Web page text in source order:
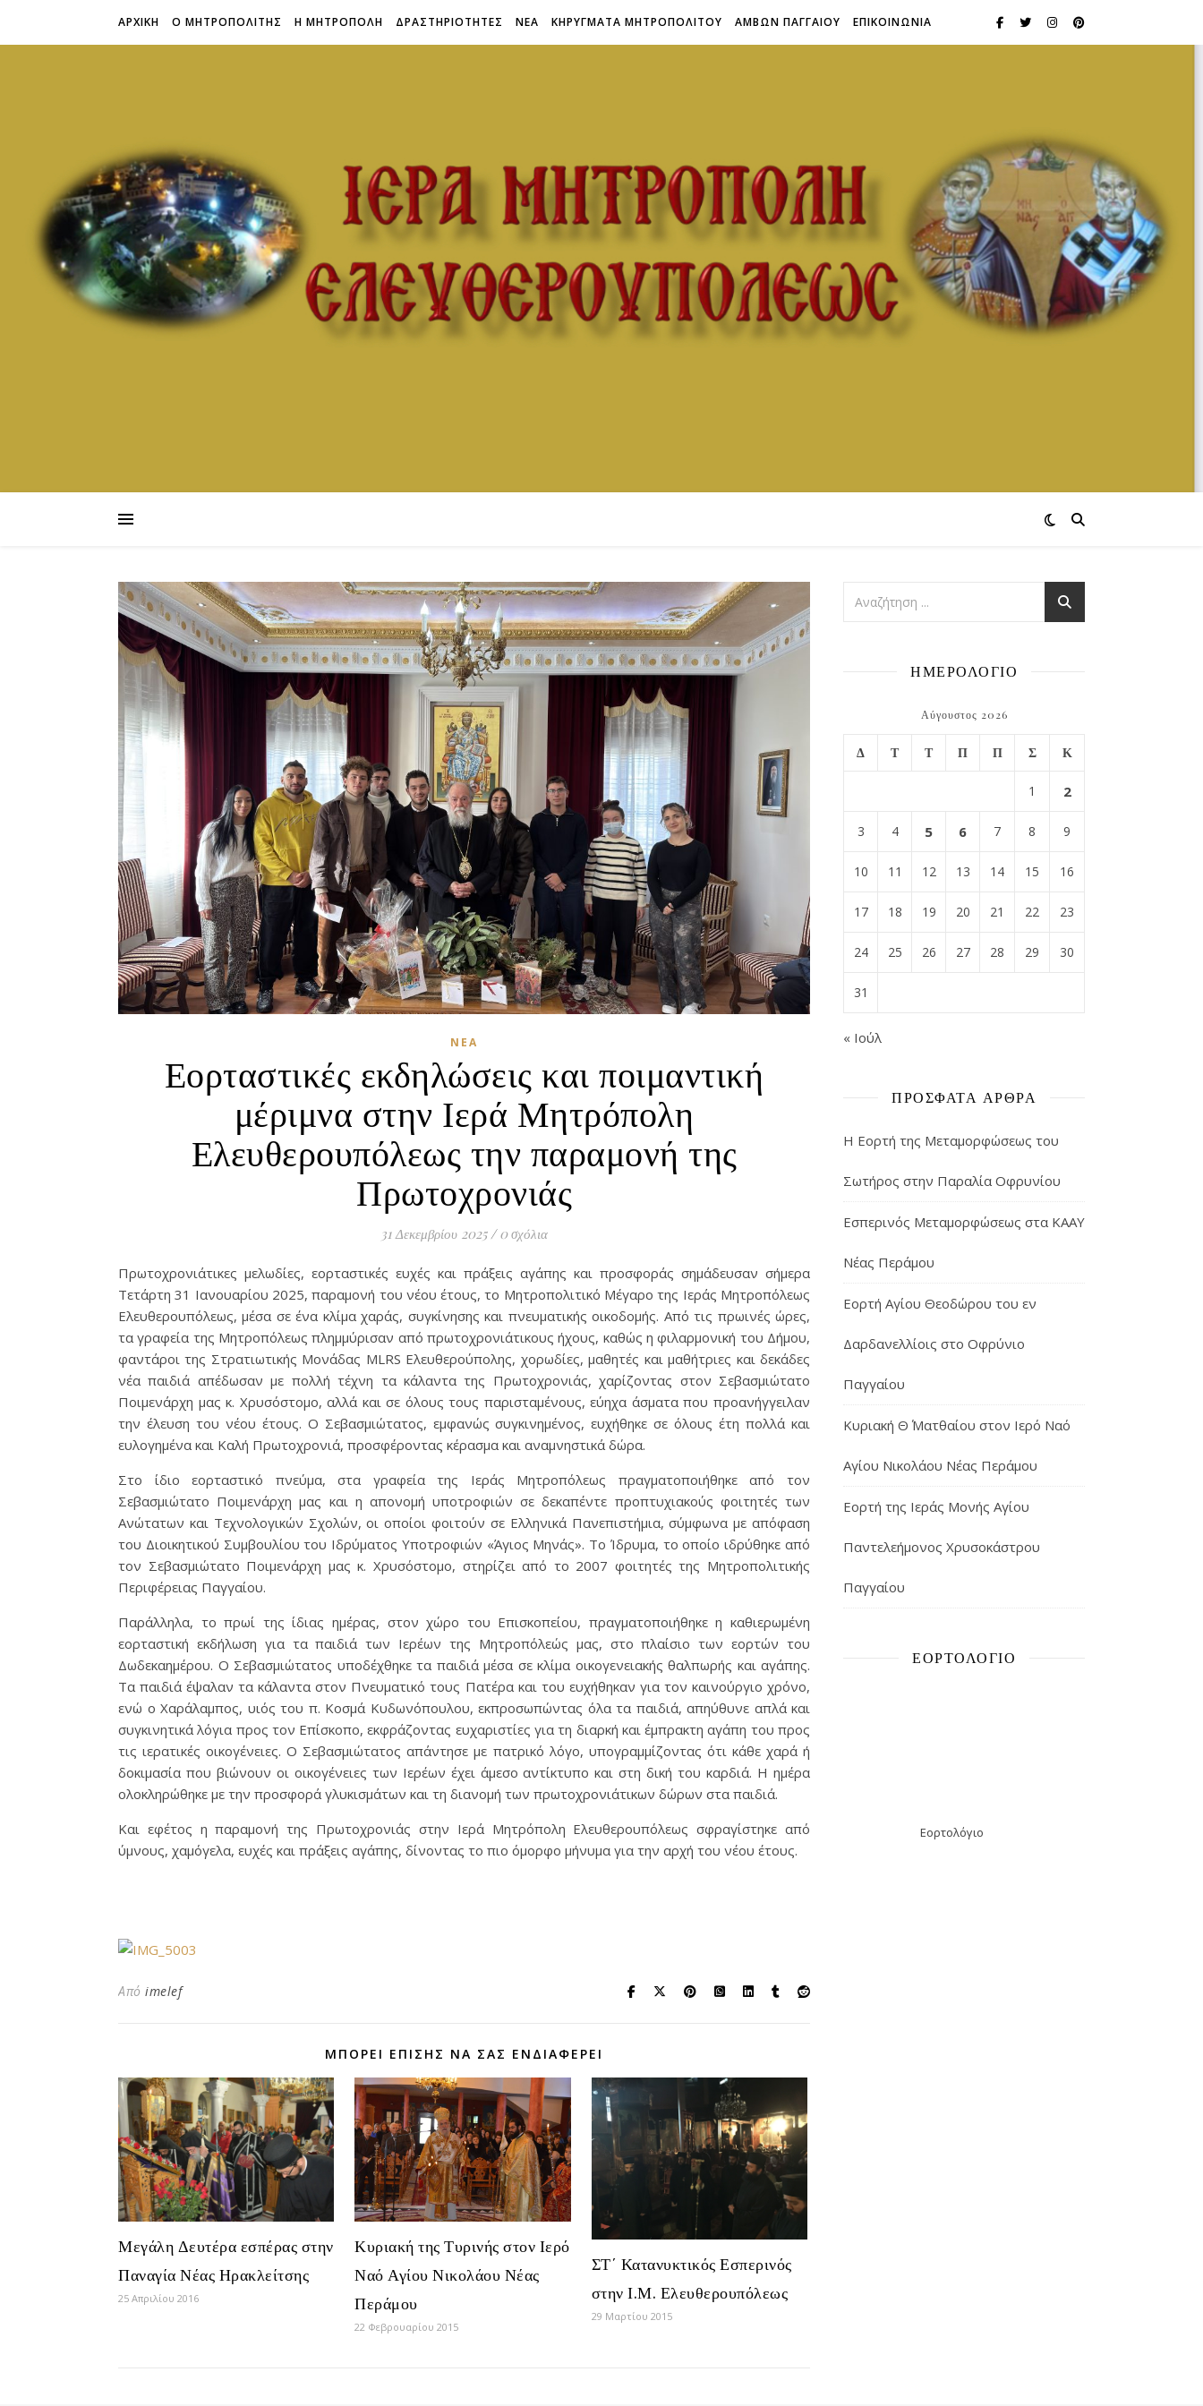
ΑΡΧΙΚΗ Ο ΜΗΤΡΟΠΟΛΙΤΗΣ Η ΜΗΤΡΟΠΟΛΗ ΔΡΑΣΤΗΡΙΟΤΗΤΕΣ ΝΕΑ ΚΗΡΥΓΜΑΤΑ ΜΗΤΡΟΠΟΛΙΤΟΥ ΑΜΒΩΝ ΠΑΓΓΑΙΟΥ ΕΠΙΚΟΙΝΩΝΙΑ
ΝΈΑ
Εορταστικές εκδηλώσεις και ποιμαντική
μέριμνα στην Ιερά Μητρόπολη
Ελευθερουπόλεως την παραμονή της
Πρωτοχρονιάς
31 Δεκεμβρίου 2025 / 0 σχόλια
Πρωτοχρονιάτικες μελωδίες, εορταστικές ευχές και πράξεις αγάπης και προσφοράς σημάδευσαν σήμερα
Τετάρτη 31 Ιανουαρίου 2025, παραμονή του νέου έτους, το Μητροπολιτικό Μέγαρο της Ιεράς Μητροπόλεως
Ελευθερουπόλεως, μέσα σε ένα κλίμα χαράς, συγκίνησης και πνευματικής οικοδομής. Από τις πρωινές ώρες,
τα γραφεία της Μητροπόλεως πλημμύρισαν από πρωτοχρονιάτικους ήχους, καθώς η φιλαρμονική του Δήμου,
φαντάροι της Στρατιωτικής Μονάδας MLRS Ελευθερούπολης, χορωδίες, μαθητές και μαθήτριες και δεκάδες
νέα παιδιά απέδωσαν με πολλή τέχνη τα κάλαντα της Πρωτοχρονιάς, χαρίζοντας στον Σεβασμιώτατο
Ποιμενάρχη μας κ. Χρυσόστομο, αλλά και σε όλους τους παρισταμένους, εύηχα άσματα που προανήγγειλαν
την έλευση του νέου έτους. Ο Σεβασμιώτατος, εμφανώς συγκινημένος, ευχήθηκε σε όλους έτη πολλά και
ευλογημένα και Καλή Πρωτοχρονιά, προσφέροντας κέρασμα και αναμνηστικά δώρα.
Στο ίδιο εορταστικό πνεύμα, στα γραφεία της Ιεράς Μητροπόλεως πραγματοποιήθηκε από τον
Σεβασμιώτατο Ποιμενάρχη μας και η απονομή υποτροφιών σε δεκαπέντε προπτυχιακούς φοιτητές των
Ανώτατων και Τεχνολογικών Σχολών, οι οποίοι φοιτούν σε Ελληνικά Πανεπιστήμια, σύμφωνα με απόφαση
του Διοικητικού Συμβουλίου του Ιδρύματος Υποτροφιών «Άγιος Μηνάς». Το Ίδρυμα, το οποίο ιδρύθηκε από
τον Σεβασμιώτατο Ποιμενάρχη μας κ. Χρυσόστομο, στηρίζει από το 2007 φοιτητές της Μητροπολιτικής
Περιφέρειας Παγγαίου.
Παράλληλα, το πρωί της ίδιας ημέρας, στον χώρο του Επισκοπείου, πραγματοποιήθηκε η καθιερωμένη
εορταστική εκδήλωση για τα παιδιά των Ιερέων της Μητροπόλεώς μας, στο πλαίσιο των εορτών του
Δωδεκαημέρου. Ο Σεβασμιώτατος υποδέχθηκε τα παιδιά μέσα σε κλίμα οικογενειακής θαλπωρής και αγάπης.
Τα παιδιά έψαλαν τα κάλαντα στον Πνευματικό τους Πατέρα και του ευχήθηκαν για τον καινούργιο χρόνο,
ενώ ο Χαράλαμπος, υιός του π. Κοσμά Κυδωνόπουλου, εκπροσωπώντας όλα τα παιδιά, απηύθυνε απλά και
συγκινητικά λόγια προς τον Επίσκοπο, εκφράζοντας ευχαριστίες για τη διαρκή και έμπρακτη αγάπη του προς
τις ιερατικές οικογένειες. Ο Σεβασμιώτατος απάντησε με πατρικό λόγο, υπογραμμίζοντας ότι κάθε χαρά ή
δοκιμασία που βιώνουν οι οικογένειες των Ιερέων έχει άμεσο αντίκτυπο και στη δική του καρδιά. Η ημέρα
ολοκληρώθηκε με την προσφορά γλυκισμάτων και τη διανομή των πρωτοχρονιάτικων δώρων στα παιδιά.
Και εφέτος η παραμονή της Πρωτοχρονιάς στην Ιερά Μητρόπολη Ελευθερουπόλεως σφραγίστηκε από
ύμνους, χαμόγελα, ευχές και πράξεις αγάπης, δίνοντας το πιο όμορφο μήνυμα για την αρχή του νέου έτους.
Από imelef
ΜΠΟΡΕΊ ΕΠΊΣΗΣ ΝΑ ΣΑΣ ΕΝΔΙΑΦΈΡΕΙ
Μεγάλη Δευτέρα εσπέρας στην
Παναγία Νέας Ηρακλείτσης
25 Απριλίου 2016
Κυριακή της Τυρινής στον Ιερό
Ναό Αγίου Νικολάου Νέας
Περάμου
22 Φεβρουαρίου 2015
ΣΤ΄ Κατανυκτικός Εσπερινός
στην Ι.Μ. Ελευθερουπόλεως
29 Μαρτίου 2015
ΗΜΕΡΟΛΟΓΙΟ
Αύγουστος 2026
Δ Τ Τ Π Π Σ Κ
1 2
3 4 5 6 7 8 9
10 11 12 13 14 15 16
17 18 19 20 21 22 23
24 25 26 27 28 29 30
31
« Ιούλ
ΠΡΌΣΦΑΤΑ ΆΡΘΡΑ
Η Εορτή της Μεταμορφώσεως του
Σωτήρος στην Παραλία Οφρυνίου
Εσπερινός Μεταμορφώσεως στα ΚΑΑΥ
Νέας Περάμου
Εορτή Αγίου Θεοδώρου του εν
Δαρδανελλίοις στο Οφρύνιο
Παγγαίου
Κυριακή Θ΄ Ματθαίου στον Ιερό Ναό
Αγίου Νικολάου Νέας Περάμου
Εορτή της Ιεράς Μονής Αγίου
Παντελεήμονος Χρυσοκάστρου
Παγγαίου
ΕΟΡΤΟΛΌΓΙΟ
Εορτολόγιο